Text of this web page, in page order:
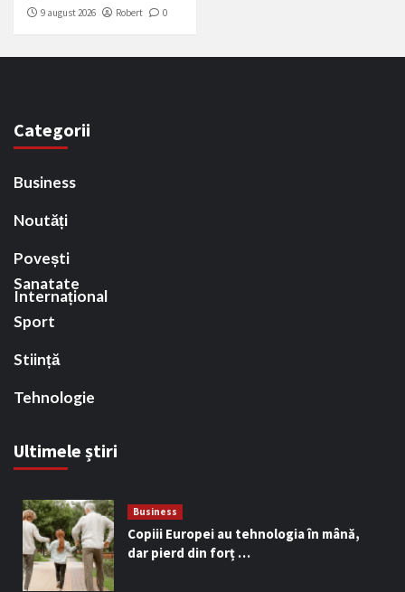
9 august 2026 Robert 0
Categorii
Business
Noutăți
Povești
Internațional
Sanatate
Sport
Stiință
Tehnologie
Ultimele știri
Business
Copiii Europei au tehnologia în mână,
dar pierd din forț …